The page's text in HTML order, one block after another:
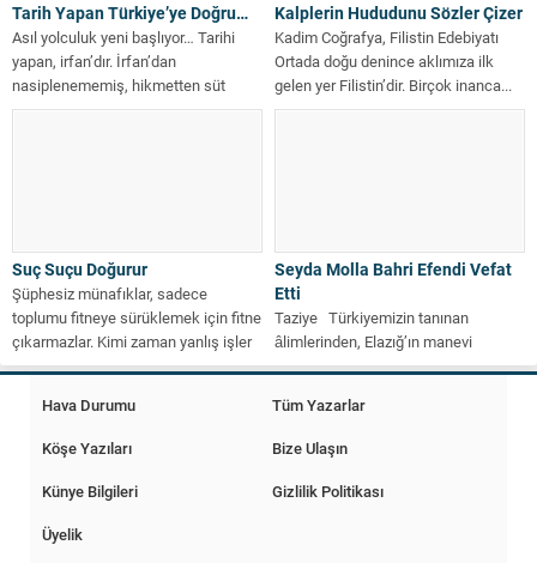
Tarih Yapan Türkiye’ye Doğru…
Asıl yolculuk yeni başlıyor… Tarihi
yapan, irfan’dır. İrfan’dan
nasiplenememiş, hikmetten süt
emememiş ruhsuz insan değil....
Kalplerin Hududunu Sözler Çizer
Kadim Coğrafya, Filistin Edebiyatı
Ortada doğu denince aklımıza ilk
gelen yer Filistin’dir. Birçok inanca...
Suç Suçu Doğurur
Şüphesiz münafıklar, sadece
toplumu fitneye sürüklemek için fitne
çıkarmazlar. Kimi zaman yanlış işler
yapar, bedelini...
Seyda Molla Bahri Efendi Vefat
Etti
Taziye Türkiyemizin tanınan
âlimlerinden, Elazığ’ın manevi
dinamiklerinden olan Seyda Molla
Hava Durumu
Tüm Yazarlar
Köşe Yazıları
Bize Ulaşın
Künye Bilgileri
Gizlilik Politikası
Üyelik